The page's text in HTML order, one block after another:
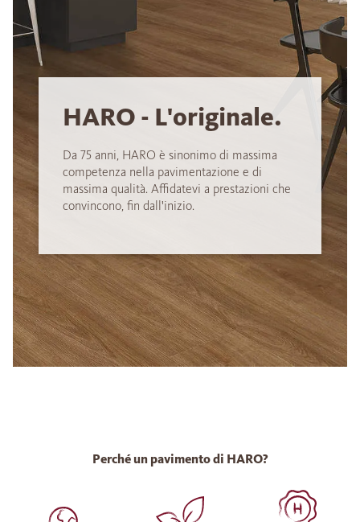
HARO - L'originale.
Da 75 anni, HARO è sinonimo di massima
competenza nella pavimentazione e di
massima qualità. Affidatevi a prestazioni che
convincono, fin dall'inizio.
Perché un pavimento di HARO?